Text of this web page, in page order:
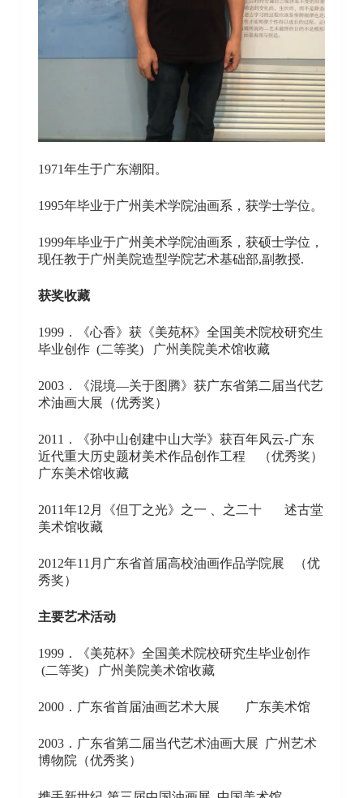
1971年生于广东潮阳。
1995年毕业于广州美术学院油画系，获学士学位。
1999年毕业于广州美术学院油画系，获硕士学位，
现任教于广州美院造型学院艺术基础部,副教授.
获奖收藏
1999．《心香》获《美苑杯》全国美术院校研究生
毕业创作 (二等奖) 广州美院美术馆收藏
2003．《混境—关于图腾》获广东省第二届当代艺
术油画大展（优秀奖）
2011．《孙中山创建中山大学》获百年风云-广东
近代重大历史题材美术作品创作工程 （优秀奖）
广东美术馆收藏
2011年12月《但丁之光》之一 、之二十 述古堂
美术馆收藏
2012年11月广东省首届高校油画作品学院展 （优
秀奖）
主要艺术活动
1999．《美苑杯》全国美术院校研究生毕业创作
(二等奖) 广州美院美术馆收藏
2000．广东省首届油画艺术大展 广东美术馆
2003．广东省第二届当代艺术油画大展 广州艺术
博物院（优秀奖）